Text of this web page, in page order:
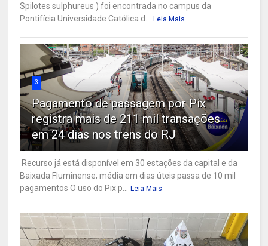
Spilotes sulphureus ) foi encontrada no campus da
Pontifícia Universidade Católica d...
Leia Mais
3
Pagamento de passagem por Pix
registra mais de 211 mil transações
em 24 dias nos trens do RJ
Recurso já está disponível em 30 estações da capital e da
Baixada Fluminense; média em dias úteis passa de 10 mil
pagamentos O uso do Pix p...
Leia Mais